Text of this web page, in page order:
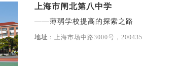
上海市闸北第八中学
——薄弱学校提高的探索之路
地址 ：上海市场中路3000号，200435